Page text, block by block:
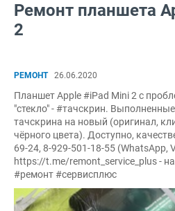
Ремонт планшета
2
РЕМОНТ 26.06.2020
Планшет Apple #iPad Mini 2 с
"стекло" - #тачскрин.
тачскрина на новый (оригинал,
чёрного цвета). Доступно,
69-24, 8-929-501-18-55 (WhatsApp,
https://t.me/remont_service_plus -
#ремонт #сервисплюс